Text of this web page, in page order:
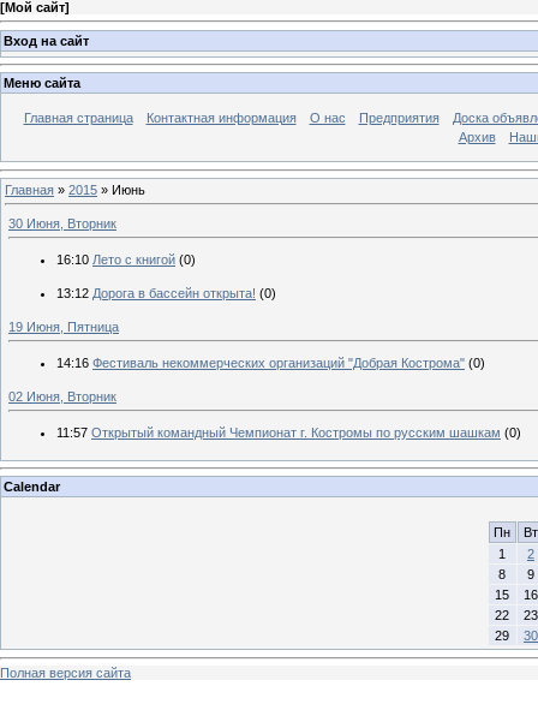
[Мой сайт]
Вход на сайт
Меню сайта
Главная страница Контактная информация О нас Предприятия
Доска
Архив
Главная » 2015 » Июнь
30 Июня, Вторник
16:10 Лето с книгой (0)
13:12 Дорога в бассейн открыта! (0)
19 Июня, Пятница
14:16 Фестиваль некоммерческих организаций "Добрая Кострома" (0)
02 Июня, Вторник
11:57 Открытый командный Чемпионат г. Костромы по русским шашкам (0)
Calendar
Пн
Вт
1
2
8
9
15
16
22
23
29
30
Полная версия сайта